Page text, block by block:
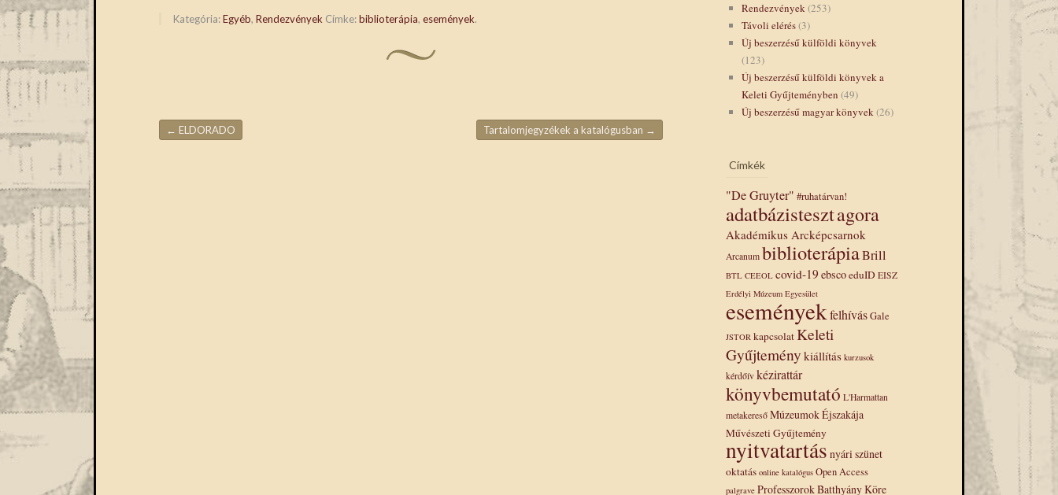
new
window)
new
window)
Kategória:Egyéb, Rendezvények Címke:biblioterápia, események.
Bejegyzések navigációja
← ELDORADO Tartalomjegyzékek a katalógusban →
Rendezvények(253)
Távoli elérés(3)
Új beszerzésű külföldi könyvek
(123)
Új beszerzésű külföldi könyvek a
Keleti Gyűjteményben (49)
Új beszerzésű magyar könyvek(26)
Címkék
"De Gruyter" #ruhatárvan!
adatbázistesztagora
Akadémikus Arcképcsarnok
Arcanum biblioterápiaBrill
BTL CEEOL covid-19 ebscoeduID EISZ
Erdélyi Múzeum Egyesület
eseményekfelhívásGale
JSTOR kapcsolatKeleti
Gyűjtemény kiállítás kurzusok
kérdőív kézirattár
könyvbemutató L'Harmattan
metakereső Múzeumok Éjszakája
Művészeti Gyűjtemény
nyitvatartás nyári szünet
oktatás online katalógus Open Access
palgrave Professzorok Batthyány Köre